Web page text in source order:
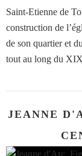
Saint-Etienne de
construction de
de son quartier et
tout au long du
JEANNE